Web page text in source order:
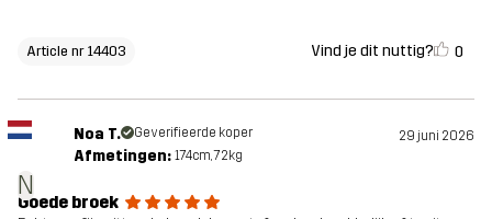
Article nr 14403 Vind je dit nuttig? 0
N
Noa T. Geverifieerde koper 29 juni 2026
Afmetingen: 174cm, 72kg
Goede broek